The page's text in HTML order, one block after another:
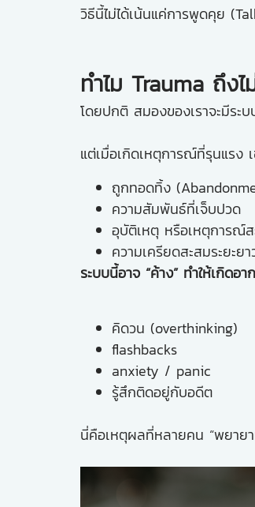
วิธีนี้ไม่ได้เน้นแค่การพูดคุย
ทำไม Trauma ถึงไ
โดยปกติ สมองของเราจะมีระ
แต่เมื่อเกิดเหตุการณ์ที่รุนแรง
ถูกทอดทิ้ง
ความสัมพันธ์ที่เจ็บปวด
อุบัติเหตุ หรือเหตุการณ์ส
ความเครียดสะสมระยะยา
ระบบนี้อาจ “ค้าง” ทำให้เกิดอา
คิดวน (overthinking)
flashbacks
anxiety / panic
รู้สึกติดอยู่กับอดีต
นี่คือเหตุผลที่หลายคน “พยาย